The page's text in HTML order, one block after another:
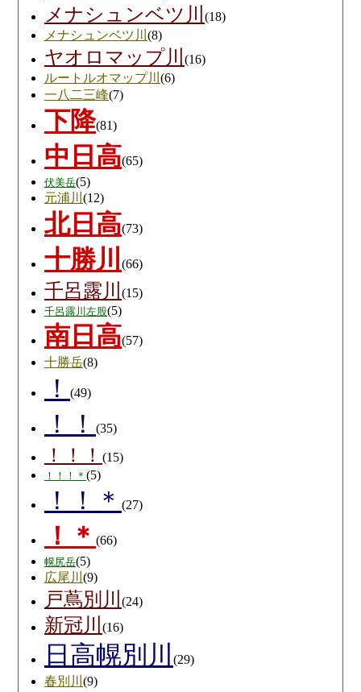
メナシュンベツ川 (18)
メナシュンベツ川 (8)
ヤオロマップ川 (16)
ルートルオマップ川 (6)
一八二三峰(7)
下降(81)
中日高(65)
伏美岳(5)
元浦川 (12)
北日高(73)
十勝川 (66)
千呂露川 (15)
千呂露川左股(5)
南日高(57)
十勝岳(8)
！ (49)
！！ (35)
！！！ (15)
！！！＊ (5)
！！＊ (27)
！＊ (66)
幌尻岳(5)
広尾川 (9)
戸蔦別川 (24)
新冠川 (16)
日高幌別川
(29)
春別川 (9)